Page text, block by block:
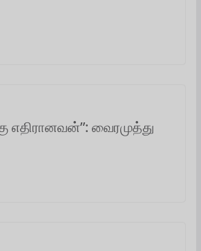
எதிரானவன்”: வைரமுத்து